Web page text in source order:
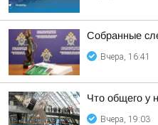
Собранные
Вчера, 16:41
Что общего у
Вчера, 19:03